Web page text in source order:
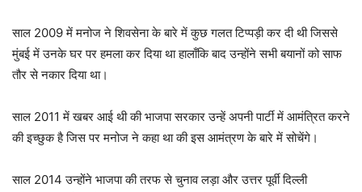
साल 2009 में मनोज ने शिवसेना के बारे में कुछ गलत टिप्पड़ी कर दी थी जिससे
मुंबई में उनके घर पर हमला कर दिया था हालाँकि बाद उन्होंने सभी बयानों को साफ
तौर से नकार दिया था।
साल 2011 में खबर आई थी की भाजपा सरकार उन्हें अपनी पार्टी में आमंत्रित करने
की इच्छुक है जिस पर मनोज ने कहा था की इस आमंत्रण के बारे में सोचेंगे।
साल 2014 उन्होंने भाजपा की तरफ से चुनाव लड़ा और उत्तर पूर्वी दिल्ली